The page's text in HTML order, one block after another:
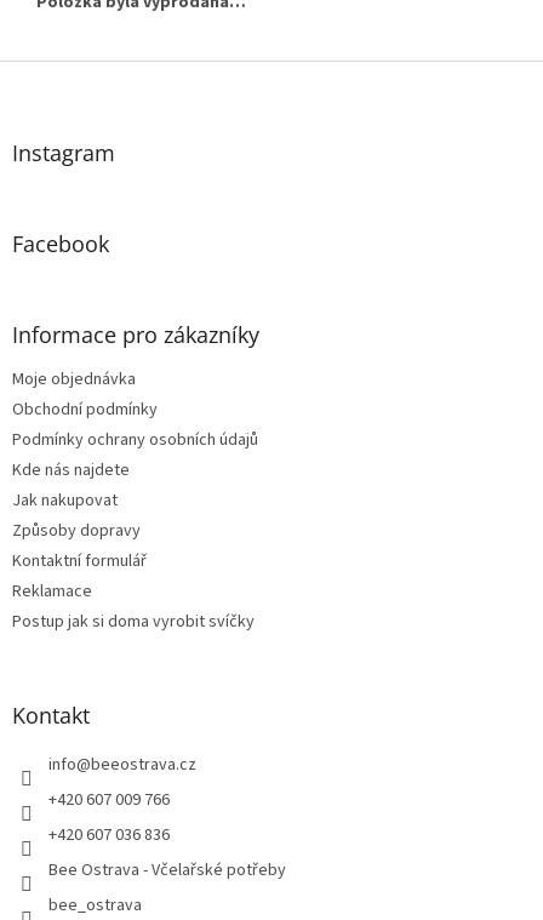
Z
Instagram
Facebook
Informace pro zákazníky
Moje objednávka
Obchodní podmínky
Podmínky ochrany osobních údajů
Kde nás najdete
Jak nakupovat
Způsoby dopravy
Kontaktní formulář
Reklamace
Postup jak si doma vyrobit svíčky
Kontakt
info@beeostrava.cz
+420 607 009 766
+420 607 036 836
Bee Ostrava - Včelařské potřeby
bee_ostrava